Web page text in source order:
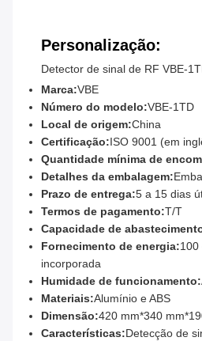
Personalização:
Detector de sinal de RF VBE-
Marca:VBE
Número do modelo:VBE-1TD
Local de origem:China
Certificação:ISO 9001 (em
Quantidade mínima de
Detalhes da embalagem:
Prazo de entrega:5 a 15 dias
Termos de pagamento:T/T
Capacidade de
Fornecimento de energia:100
incorporada
Humidade de funcionamento:
Materiais:Alumínio e ABS
Dimensão:420 mm*340
Características:Detecção de